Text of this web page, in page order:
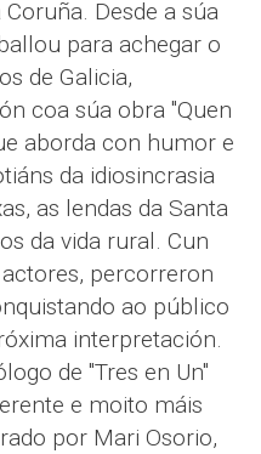
Desde a súa
para achegar o
de Galicia,
coa súa obra "Quen
aborda con humor e
da idiosincrasia
as lendas da Santa
da vida rural. Cun
percorreron
ao público
interpretación.
de "Tres en Un"
e moito máis
por Mari Osorio,